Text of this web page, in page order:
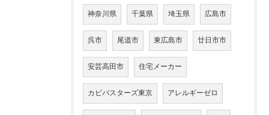
神奈川県 千葉県 埼玉県 広島市
呉市 尾道市 東広島市 廿日市市
安芸高田市 住宅メーカー
カビバスターズ東京 アレルギーゼロ